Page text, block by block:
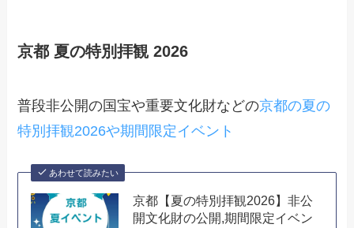
京都 夏の特別拝観 2026
普段非公開の国宝や重要文化財などの京都の夏の
特別拝観2026や期間限定イベント
あわせて読みたい
京都【夏の特別拝観2026】非公
開文化財の公開,期間限定イベン